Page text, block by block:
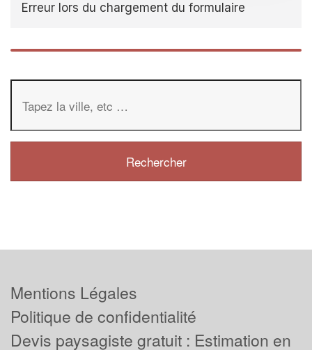
Erreur lors du chargement du formulaire
Mentions Légales
Politique de confidentialité
Devis paysagiste gratuit : Estimation en